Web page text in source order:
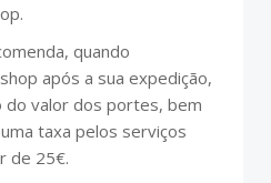
quando
após a sua expedição,
do valor dos portes, bem
taxa pelos serviços
de 25€.